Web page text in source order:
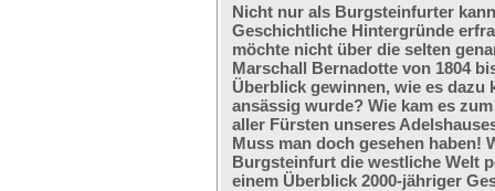
Nicht nur als Burgsteinfurter
Geschichtliche Hintergründe
möchte nicht über die selten
Marschall Bernadotte von 1804
Überblick gewinnen, wie es dazu
ansässig wurde? Wie kam es
aller Fürsten unseres
Muss man doch gesehen haben!
Burgsteinfurt die westliche Welt
einem Überblick 2000-jähriger